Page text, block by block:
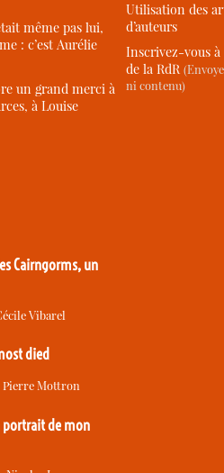
même pas lui,
: c’est Aurélie
un grand merci à
à Louise
Cairngorms, un
Vibarel
died
Pierre Mottron
portrait de mon
Utilisation des
d’auteurs
Inscrivez-vous
de la RdR
ni contenu)